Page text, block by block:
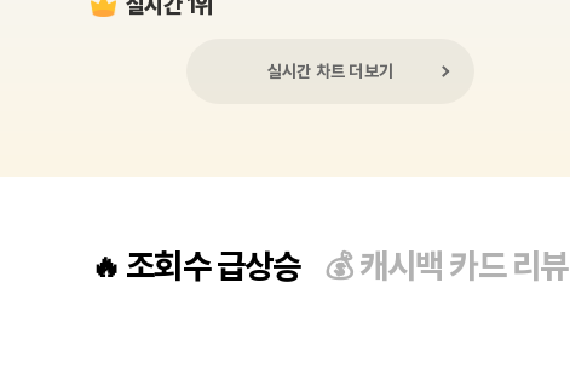
실시간 차트 더보기
🔥 조회수 급상승 💰캐시백 카드 리뷰